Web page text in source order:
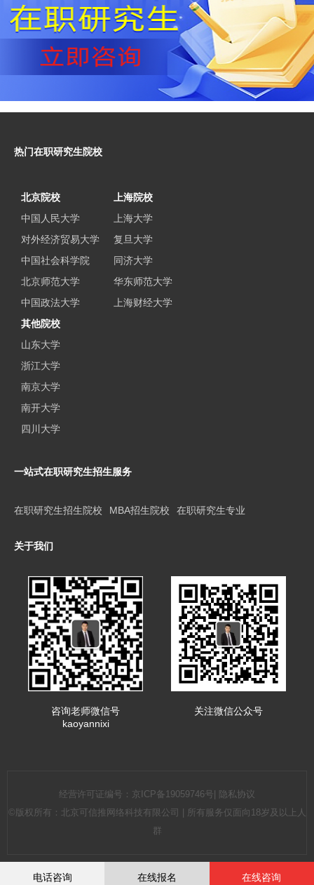
热门在职研究生院校
北京院校
中国人民大学
对外经济贸易大学
中国社会科学院
北京师范大学
中国政法大学
上海院校
上海大学
复旦大学
同济大学
华东师范大学
上海财经大学
其他院校
山东大学
浙江大学
南京大学
南开大学
四川大学
一站式在职研究生招生服务
在职研究生招生院校 MBA招生院校 在职研究生专业
关于我们
咨询老师微信号
kaoyannixi
关注微信公众号
经营许可证编号： 京ICP备19059746号
隐私协议
©版权所有：北京可信推网络科技有限公司 | 所有服务仅面向18岁及以上人
群
电话咨询 在线报名 在线咨询